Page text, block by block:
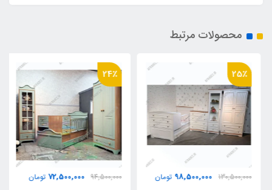
محصولات مرتبط
25٪
130,500,000
98,500,000 تومان
24٪
94,500,000
72,500,000 تومان